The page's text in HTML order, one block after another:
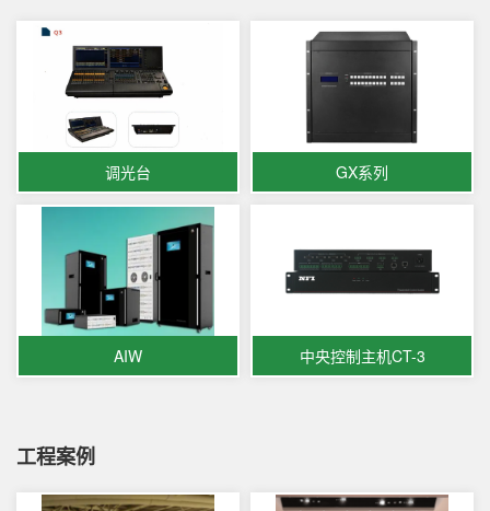
调光台 GX系列
AIW 中央控制主机CT-3
工程案例